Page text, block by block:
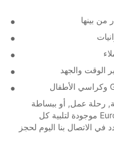
من بينها
الوقت والجهد
رحلة عمل, أو ببساطة
للاستمتاع بالمعالم السياحية الرائعة, Europcar موجودة لتلبية كل
في الاتصال بنا اليوم لحجز